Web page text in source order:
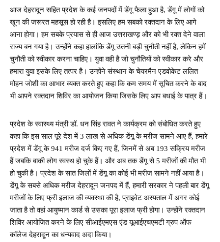
आज देहरादून सहित प्रदेश के कई जनपदों में डेंगू फैला हुआ है, डेंगू में लोगों को
खून की जरूरत महसूस हो रही है। इसलिए हम सबको रक्तदान के लिए आगे
आना होगा। हम सबके प्रयास से ही आज उत्तराखण्ड़ और को भी रक्त देने वाला
राज्य बन गया है। उन्होंने कहा हालांकि डेंगू उतनी बड़ी चुनौती नहीं है, लेकिन हमें
चुनौती को स्वीकार करना चाहिए। युवा वही है जो चुनौतियों को स्वीकार करे और
हमारा युवा इसके लिए तत्पर है। उन्होंने संस्थान के चेयरमैन एडवोकेट ललित
मोहन जोशी का आभार व्यक्त करते हुए कहा कि कम समय में सूचित करने के बाद
भी आपने रक्तदान शिविर का आयोजन किया जिसके लिए आप बधाई के पात्र हैं।
प्रदेश के स्वास्थ्य मंत्री डॉ. धन सिंह रावत ने कार्यक्रम को संबोधित करते हुए
कहा कि इस साल पूरे देश में 3 लाख से अधिक डेंगू के मरीज सामने आए हैं, हमारे
प्रदेश में डेंगू के 941 मरीज दर्ज किए गए हैं, जिनमें से अब 193 सक्रिय मरीज
हैं जबकि बाकी लोग स्वस्थ हो चुके हैं। और अब तक डेंगू से 5 मरीजों की मौत भी
हो चुकी है। प्रदेश के सात जिलों में डेंगू का कोई भी मरीज सामने नहीं आया है।
डेंगू के सबसे अधिक मरीज देहरादून जनपद में हैं, हमारी सरकार ने पहली बार डेंगू
मरीजों के लिए फ्री इलाज की व्यवस्था की है, प्राइवेट अस्पताल में अगर कोई
जाता है तो वहां आयुष्मान कार्ड से उसका पूरा इलाज फ्री होगा। उन्होंने रक्तदान
शिविर आयोजित करने के लिए सीआईएमएस एंड यूआईएचएमटी ग्रुप ऑफ
कॉलेज देहरादून का धन्यवाद अदा किया।